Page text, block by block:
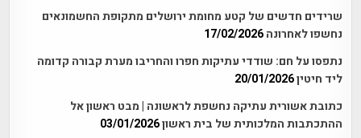
שרידים חדשים של קטע מחומת ירושלים מתקופת החשמונאים
נחשפו לאחרונה 17/02/2026
נתפסו על חם: שודדי עתיקות חפרו והחריבו מערת קבורה קדומה
ליד חיטין20/01/2026
כתובת אשורית עתיקה נחשפת לראשונה | מבט ראשון אל
ההתכתבות המלכותית של בית ראשון03/01/2026